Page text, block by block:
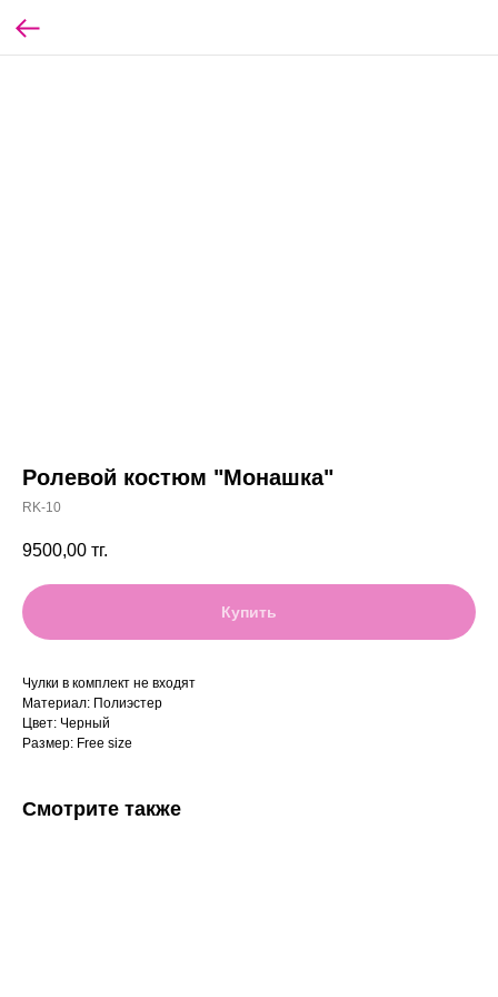
Ролевой костюм "Монашка"
RK-10
9500,00 тг.
Купить
Чулки в комплект не входят
Материал: Полиэстер
Цвет: Черный
Размер: Free size
Смотрите также